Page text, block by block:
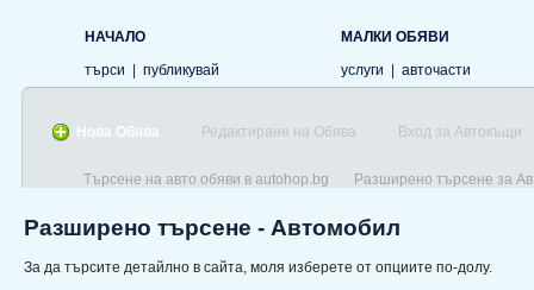
НАЧАЛО
търси
публикувай
МАЛКИ ОБЯВИ
услуги
авточасти
Нова Обява Редактиране на Обява Вход за Автокъщи
Търсене на авто обяви в autohop.bg Разширено търсене за
Разширено търсене - Автомобил
За да търсите детайлно в сайта, моля изберете от опциите по-долу.